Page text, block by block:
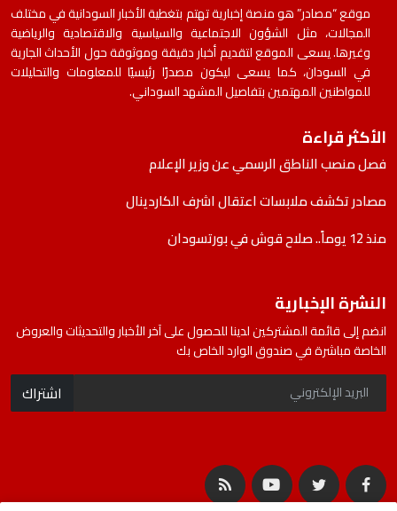
موقع “مصادر” هو منصة إخبارية تهتم بتغطية الأخبار السودانية في مختلف
المجالات، مثل الشؤون الاجتماعية والسياسية والاقتصادية والرياضية
وغيرها. يسعى الموقع لتقديم أخبار دقيقة وموثوقة حول الأحداث الجارية
في السودان، كما يسعى ليكون مصدرًا رئيسيًا للمعلومات والتحليلات
للمواطنين المهتمين بتفاصيل المشهد السوداني.
الأكثر قراءة
فصل منصب الناطق الرسمي عن وزير الإعلام
مصادر تكشف ملابسات اعتقال اشرف الكاردينال
منذ 12 يوماً.. صلاح قوش في بورتسودان
النشرة الإخبارية
انضم إلى قائمة المشتركين لدينا للحصول على آخر الأخبار والتحديثات والعروض
الخاصة مباشرة في صندوق الوارد الخاص بك
اشتراك